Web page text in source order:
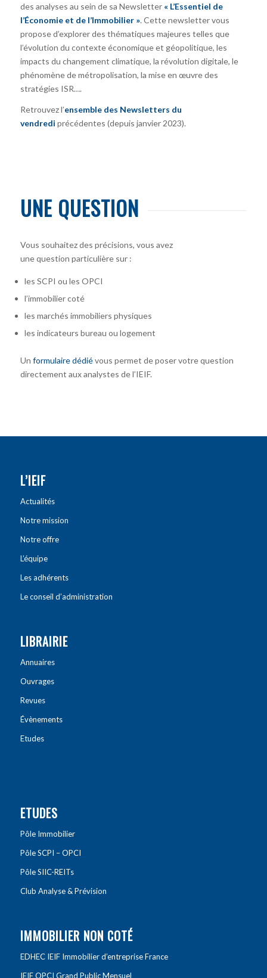
des analyses au sein de sa Newsletter « L’Essentiel de
l’Économie et de l’Immobilier ». Cette newsletter vous
propose d’explorer des thématiques majeures telles que
l’évolution du contexte économique et géopolitique, les
impacts du changement climatique, la révolution digitale, le
phénomène de métropolisation, la mise en œuvre des
stratégies ISR….
Retrouvez l’ensemble des Newsletters du
vendredi précédentes (depuis janvier 2023).
UNE QUESTION
Vous souhaitez des précisions, vous avez
une question particulière sur :
les SCPI ou les OPCI
l’immobilier coté
les marchés immobiliers physiques
les indicateurs bureau ou logement
Un formulaire dédiévous permet de poser votre question
directement aux analystes de l’IEIF.
L’IEIF
Actualités
Notre mission
Notre offre
L’équipe
Les adhérents
Le conseil d’administration
LIBRAIRIE
Annuaires
Ouvrages
Revues
Évènements
Etudes
ETUDES
Pôle Immobilier
Pôle SCPI – OPCI
Pôle SIIC-REITs
Club Analyse & Prévision
IMMOBILIER NON COTÉ
EDHEC IEIF Immobilier d’entreprise France
IEIF OPCI Grand Public Mensuel